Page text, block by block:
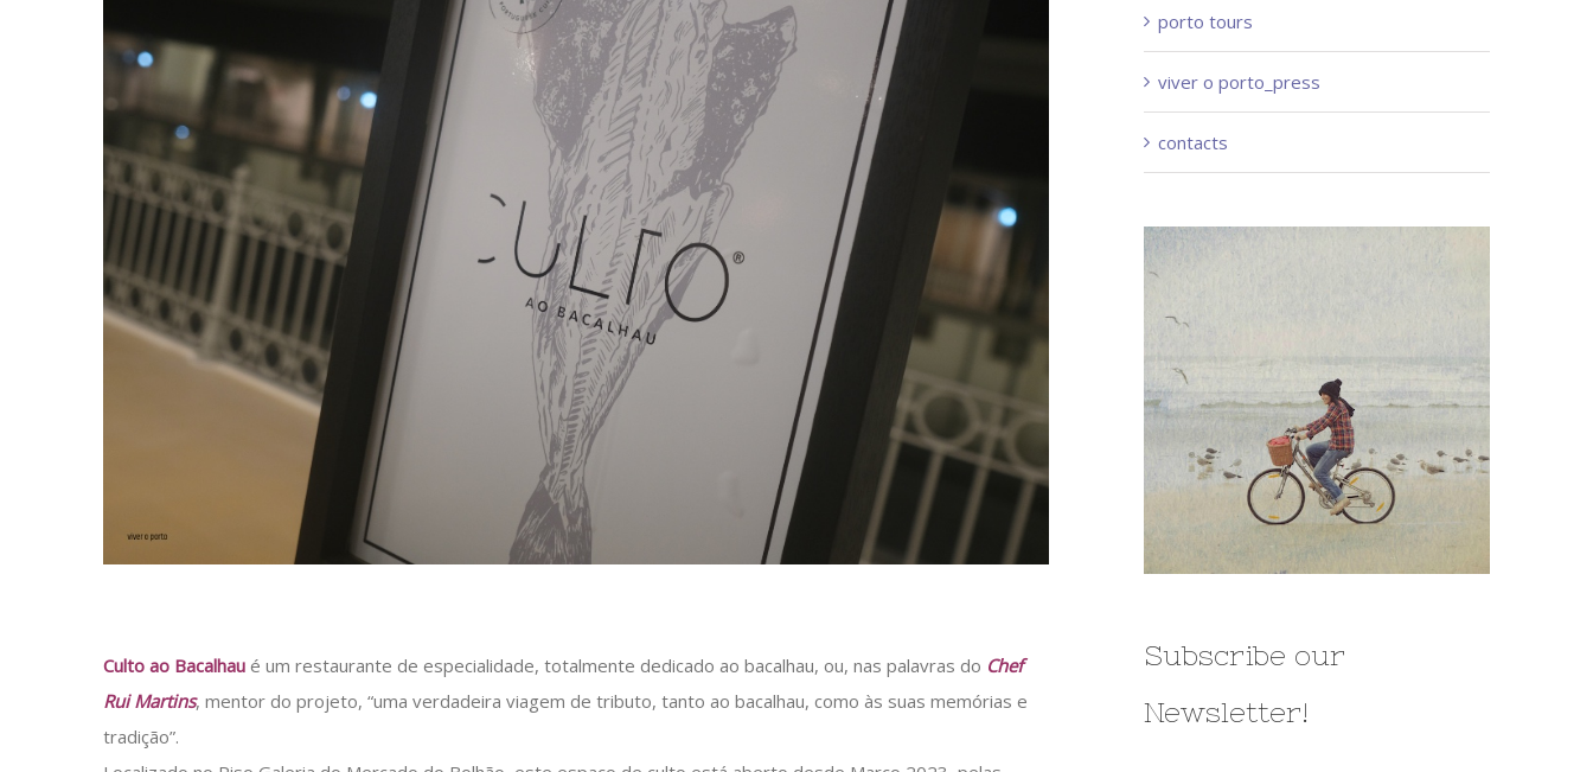
Culto ao Bacalhau é um restaurante de especialidade, totalmente dedicado ao bacalhau, ou, nas palavras do Chef
Rui Martins, mentor do projeto, “uma verdadeira viagem de tributo, tanto ao bacalhau, como às suas memórias e
tradição”.
porto tours
viver o porto_press
contacts
Subscribe our
Newsletter!